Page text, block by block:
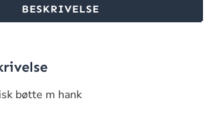
BESKRIVELSE
bøtte m hank